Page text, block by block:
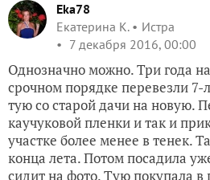
Eka78
Екатерина К.
Истра
7 декабря 2016, 00:00
Однозначно можно. Три года
срочном порядке перевезли
тую со старой дачи на новую.
каучуковой пленки и так и
участке более менее в тенек.
конца лета. Потом посадила
сидит на фото. Тую покупала в